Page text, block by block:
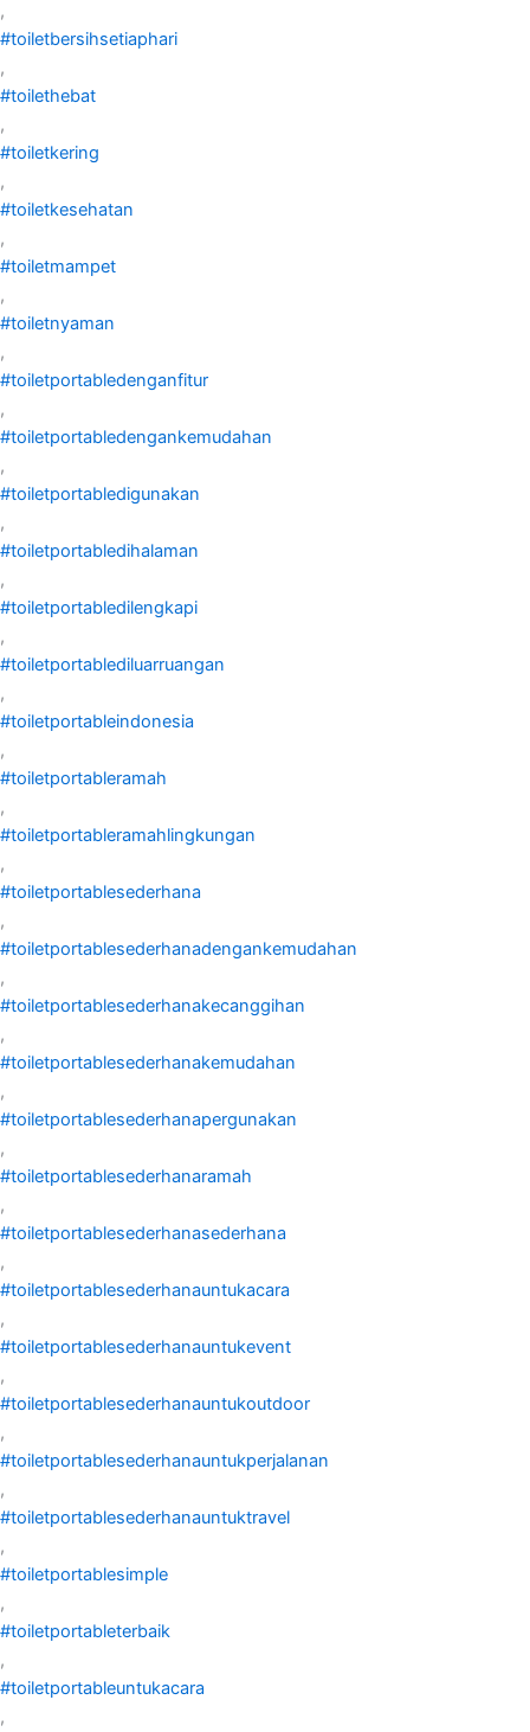
,
#toiletbersihsetiaphari
,
#toilethebat
,
#toiletkering
,
#toiletkesehatan
,
#toiletmampet
,
#toiletnyaman
,
#toiletportabledenganfitur
,
#toiletportabledengankemudahan
,
#toiletportabledigunakan
,
#toiletportabledihalaman
,
#toiletportabledilengkapi
,
#toiletportablediluarruangan
,
#toiletportableindonesia
,
#toiletportableramah
,
#toiletportableramahlingkungan
,
#toiletportablesederhana
,
#toiletportablesederhanadengankemudahan
,
#toiletportablesederhanakecanggihan
,
#toiletportablesederhanakemudahan
,
#toiletportablesederhanapergunakan
,
#toiletportablesederhanaramah
,
#toiletportablesederhanasederhana
,
#toiletportablesederhanauntukacara
,
#toiletportablesederhanauntukevent
,
#toiletportablesederhanauntukoutdoor
,
#toiletportablesederhanauntukperjalanan
,
#toiletportablesederhanauntuktravel
,
#toiletportablesimple
,
#toiletportableterbaik
,
#toiletportableuntukacara
,